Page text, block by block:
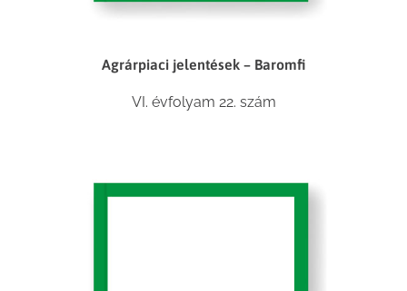
Agrárpiaci jelentések – Baromfi
VI. évfolyam 22. szám